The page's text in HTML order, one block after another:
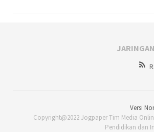
Versi
Copyright@2022 Jogpaper Tim Media
Pendidikan dan